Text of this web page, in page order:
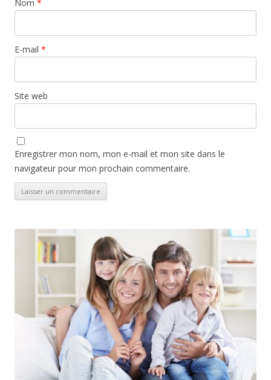
Nom *
E-mail *
Site web
Enregistrer mon nom, mon e-mail et mon site dans le
navigateur pour mon prochain commentaire.